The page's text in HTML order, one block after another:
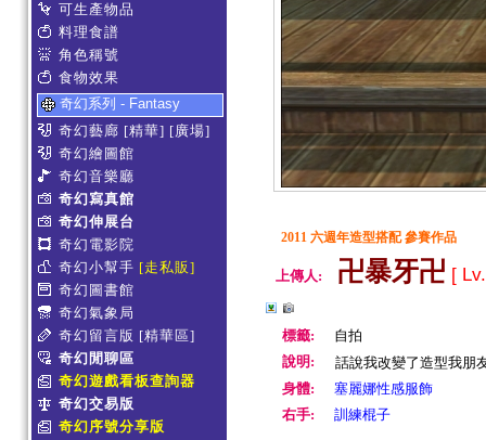
可生產物品
料理食譜
角色稱號
食物效果
奇幻系列 - Fantasy
奇幻藝廊 [精華] [廣場]
奇幻繪圖館
奇幻音樂廳
奇幻寫真館
奇幻伸展台
奇幻電影院
奇幻小幫手 [走私販]
奇幻圖書館
奇幻氣象局
奇幻留言版 [精華區]
奇幻閒聊區
奇幻遊戲看板查詢器
奇幻交易版
奇幻序號分享版
2011 六週年造型搭配 參賽作品
上傳人: 卍暴牙卍 [
標籤:
自拍
說明:
話說我改變了造型我朋
身體:
塞麗娜性感服飾
右手:
訓練棍子